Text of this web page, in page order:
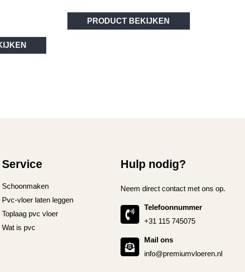
PRODUCT BEKIJKEN
Service
Schoonmaken
Pvc-vloer laten leggen
Toplaag pvc vloer
Wat is pvc
Hulp nodig?
Neem direct contact met ons op.
Telefoonnummer
+31 115 745075
Mail ons
info@premiumvloeren.nl